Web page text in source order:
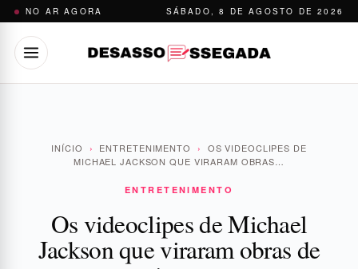
Pular
conteúdo
NO AR AGORA SÁBADO, 8 DE AGOSTO DE 2026
INÍCIO › ENTRETENIMENTO ›
OS VIDEOCLIPES DE
MICHAEL JACKSON QUE VIRARAM OBRAS…
ENTRETENIMENTO
Os videoclipes de Michael
Jackson que viraram obras de